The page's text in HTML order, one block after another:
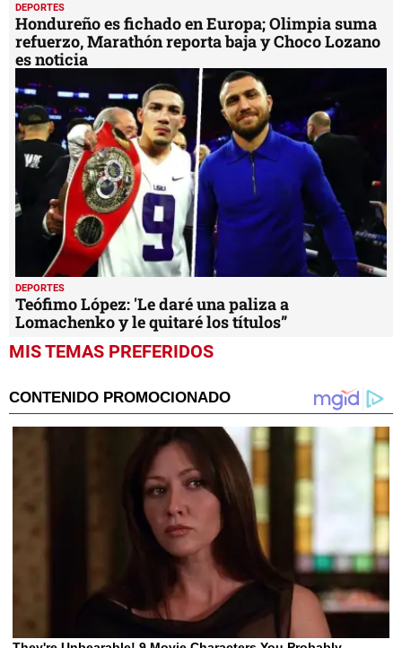
DEPORTES
Hondureño es fichado en Europa; Olimpia suma
refuerzo, Marathón reporta baja y Choco Lozano
es noticia
DEPORTES
Teófimo López: 'Le daré una paliza a
Lomachenko y le quitaré los títulos”
MIS TEMAS PREFERIDOS